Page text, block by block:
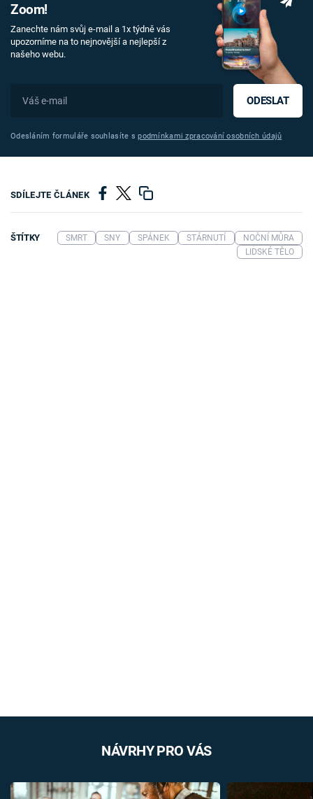
Zoom!
Zanechte nám svůj e-mail a 1x týdně vás
upozorníme na to nejnovější a nejlepší z
našeho webu.
ODESLAT
Odesláním formuláře souhlasíte spodmínkami zpracování osobních údajů
SDÍLEJTE ČLÁNEK
ŠTÍTKY SMRT SNY SPÁNEK STÁRNUTÍ
NOČNÍ MŮRA
LIDSKÉ TĚLO
NÁVRHY PRO VÁS